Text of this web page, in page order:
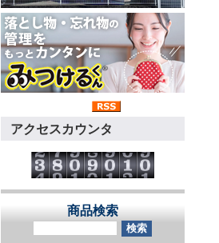
アクセスカウンタ
商品検索